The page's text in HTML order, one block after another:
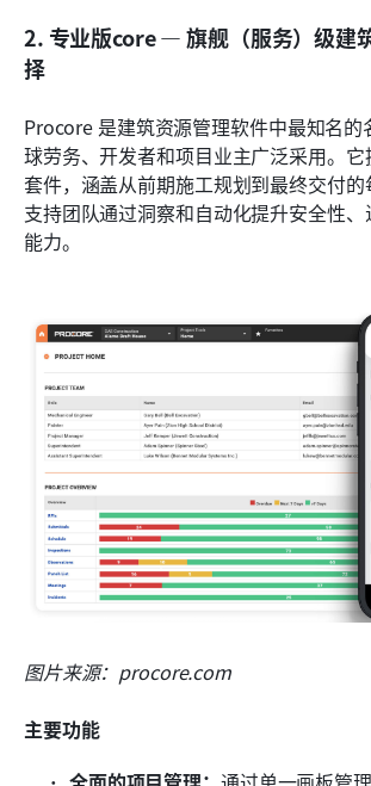
2. 专业版core — 旗舰（服务）级建
择
Procore 是建筑资源管理软件中最知名的
球劳务、开发者和项目业主广泛采用。
套件，涵盖从前期施工规划到最终交付的
支持团队通过洞察和自动化提升安全性
能力。
图片来源：procore.com
主要功能